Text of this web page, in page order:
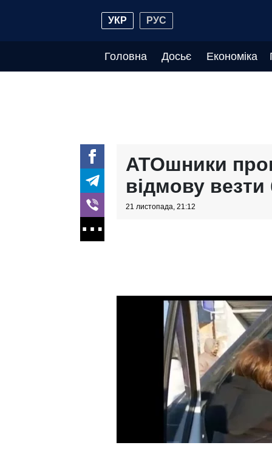
УКР РУС
Головна Досьє Економіка
АТОшники
відмову
21 листопада, 21:12